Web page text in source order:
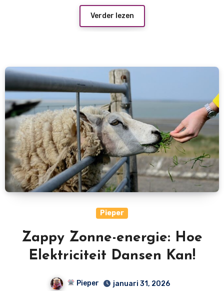
Verder lezen
Pieper
Zappy Zonne-energie: Hoe
Elektriciteit Dansen Kan!
Pieper januari 31, 2026